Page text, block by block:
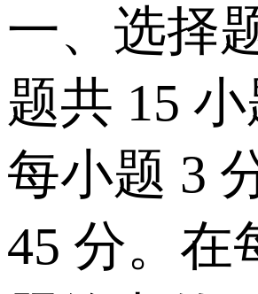
一、选择
题共 15 小
每小题 3
45 分。在